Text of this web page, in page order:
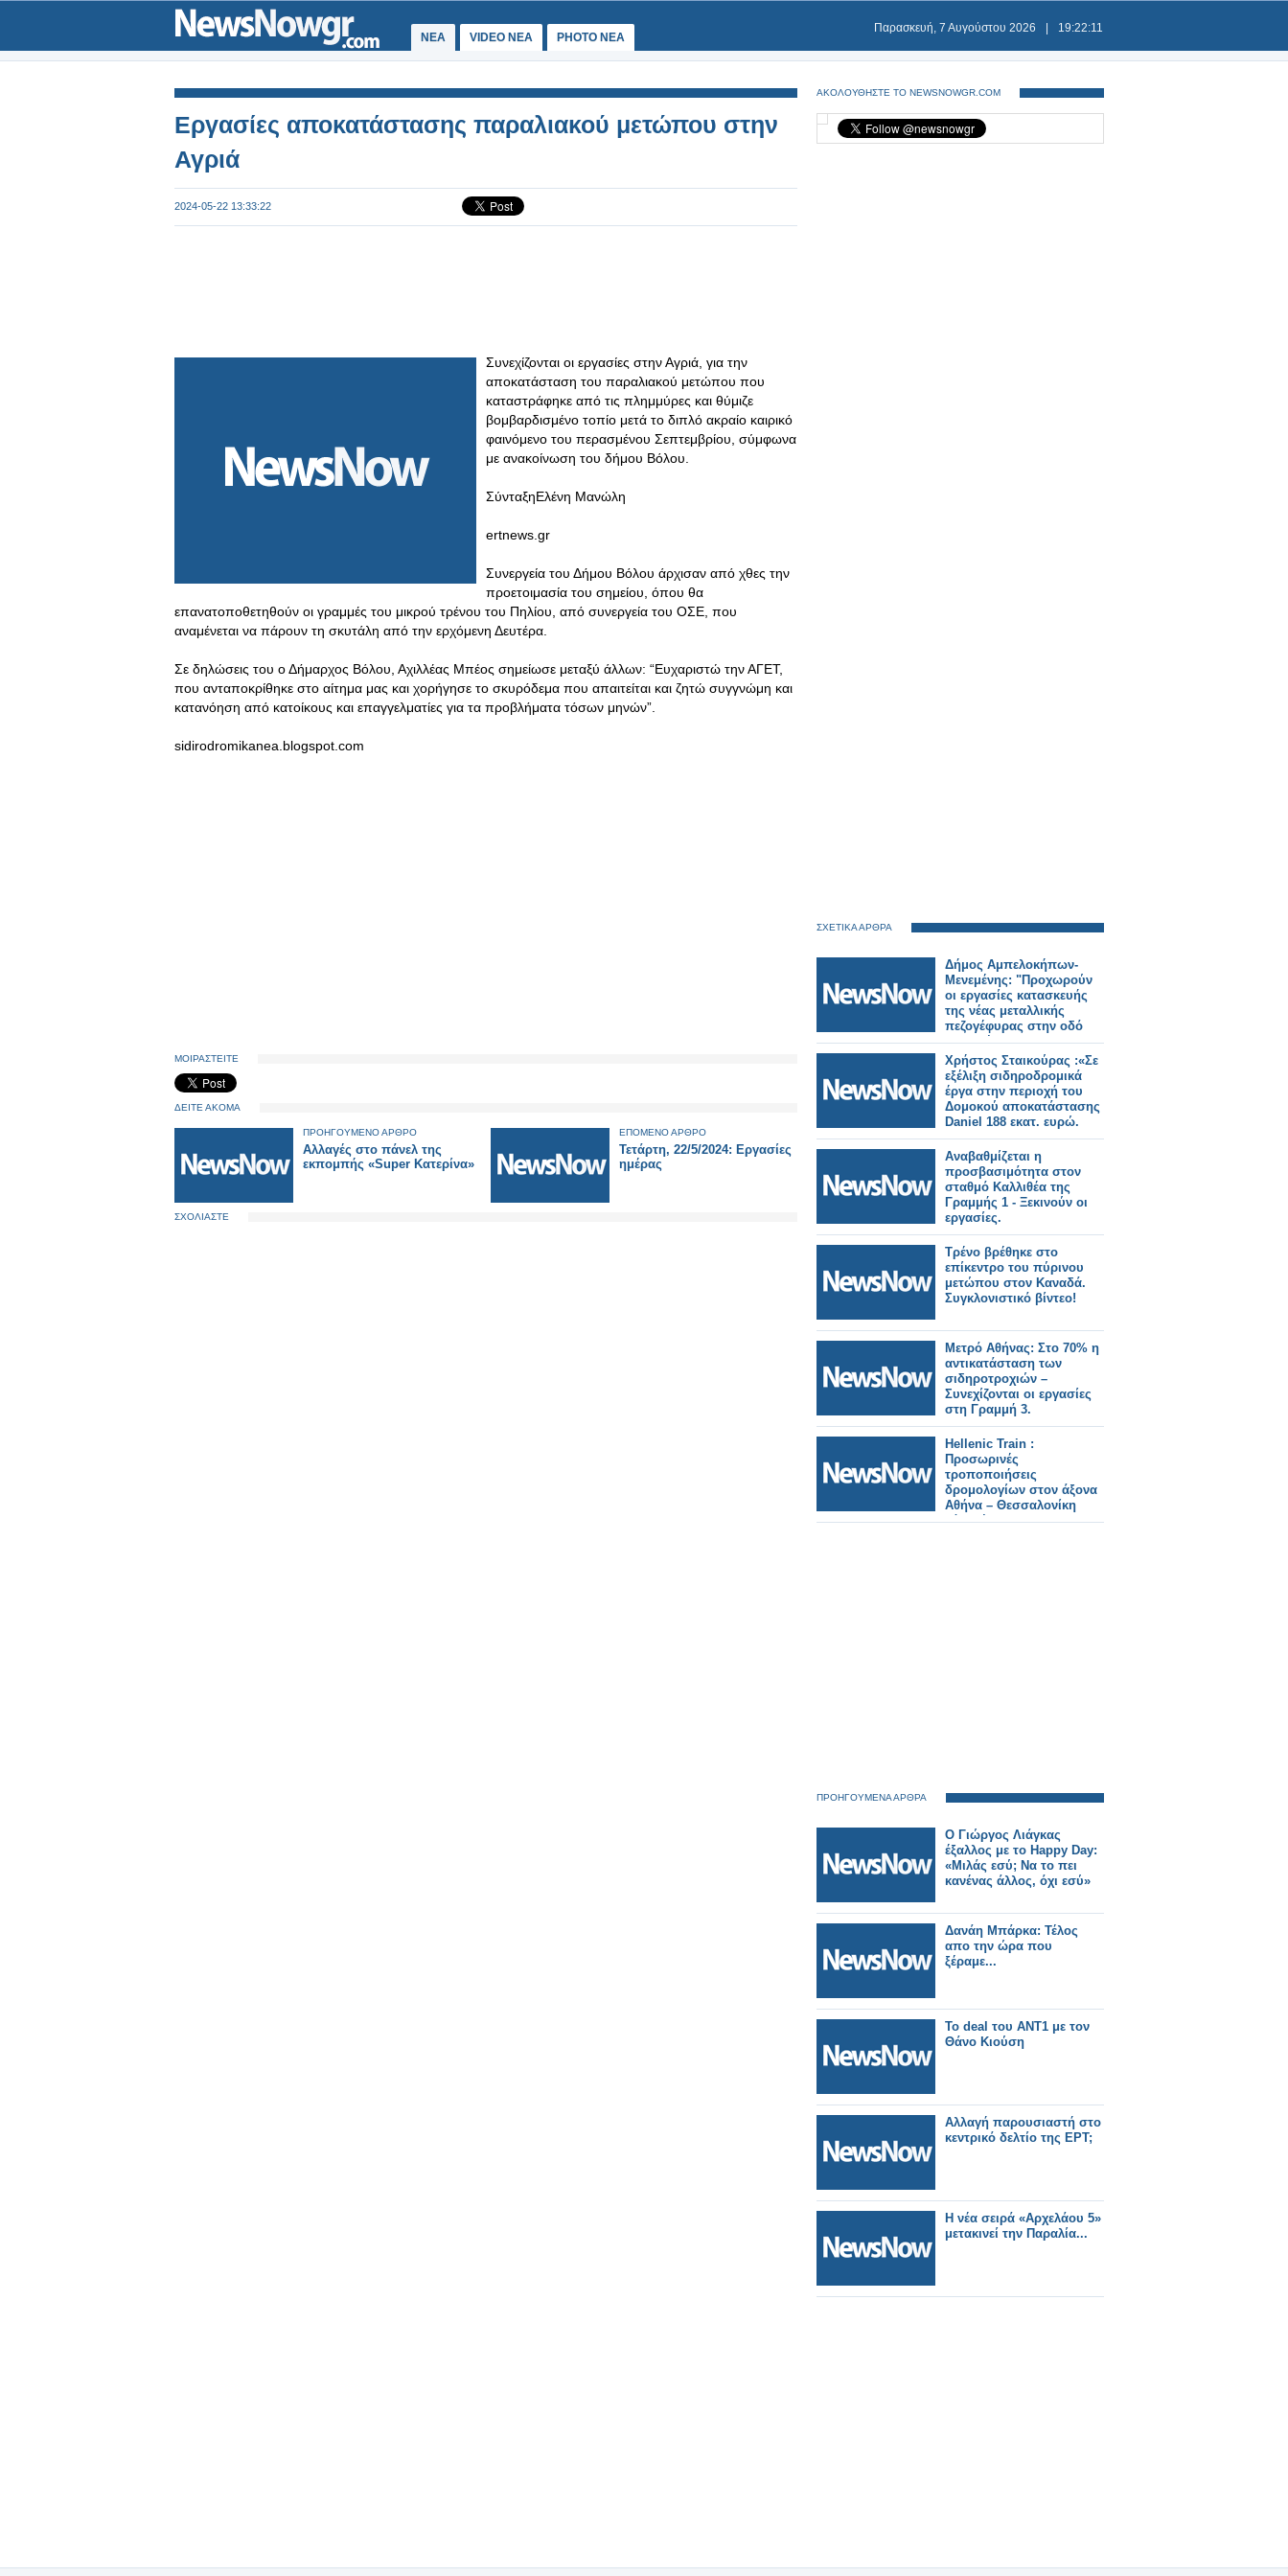
ΝΕΑ VIDEO NEA PHOTO NEA
Παρασκευή, 7 Αυγούστου 2026 19:22:11
Εργασίες αποκατάστασης παραλιακού μετώπου στην
Αγριά
2024-05-22 13:33:22
Συνεχίζονται οι εργασίες στην Αγριά, για την
αποκατάσταση του παραλιακού μετώπου που
καταστράφηκε από τις πλημμύρες και θύμιζε
βομβαρδισμένο τοπίο μετά το διπλό ακραίο καιρικό
φαινόμενο του περασμένου Σεπτεμβρίου, σύμφωνα
με ανακοίνωση του δήμου Βόλου.
ΣύνταξηΕλένη Μανώλη
ertnews.gr
Συνεργεία του Δήμου Βόλου άρχισαν από χθες την
προετοιμασία του σημείου, όπου θα
επανατοποθετηθούν οι γραμμές του μικρού τρένου του Πηλίου, από συνεργεία του ΟΣΕ, που
αναμένεται να πάρουν τη σκυτάλη από την ερχόμενη Δευτέρα.
Σε δηλώσεις του ο Δήμαρχος Βόλου, Αχιλλέας Μπέος σημείωσε μεταξύ άλλων: “Ευχαριστώ την ΑΓΕΤ,
που ανταποκρίθηκε στο αίτημα μας και χορήγησε το σκυρόδεμα που απαιτείται και ζητώ συγγνώμη και
κατανόηση από κατοίκους και επαγγελματίες για τα προβλήματα τόσων μηνών”.
sidirodromikanea.blogspot.com
ΜΟΙΡΑΣΤΕΙΤΕ
ΔΕΙΤΕ ΑΚΟΜΑ
ΠΡΟΗΓΟΥΜΕΝΟ ΑΡΘΡΟ
Αλλαγές στο πάνελ της
εκπομπής «Super Κατερίνα»
ΕΠΟΜΕΝΟ ΑΡΘΡΟ
Τετάρτη, 22/5/2024: Εργασίες
ημέρας
ΣΧΟΛΙΑΣΤΕ
ΑΚΟΛΟΥΘΗΣΤΕ ΤΟ NEWSNOWGR.COM
ΣΧΕΤΙΚΑ ΑΡΘΡΑ
Δήμος Αμπελοκήπων-
Μενεμένης: "Προχωρούν
οι εργασίες κατασκευής
της νέας μεταλλικής
πεζογέφυρας στην οδό
Καλλιθέας"
Χρήστος Σταικούρας :«Σε
εξέλιξη σιδηροδρομικά
έργα στην περιοχή του
Δομοκού αποκατάστασης
Daniel 188 εκατ. ευρώ.
Αναβαθμίζεται η
προσβασιμότητα στον
σταθμό Καλλιθέα της
Γραμμής 1 - Ξεκινούν οι
εργασίες.
Τρένο βρέθηκε στο
επίκεντρο του πύρινου
μετώπου στον Καναδά.
Συγκλονιστικό βίντεο!
Μετρό Αθήνας: Στο 70% η
αντικατάσταση των
σιδηροτροχιών –
Συνεχίζονται οι εργασίες
στη Γραμμή 3.
Hellenic Train :
Προσωρινές
τροποποιήσεις
δρομολογίων στον άξονα
Αθήνα – Θεσσαλονίκη
λόγω έργων
ΠΡΟΗΓΟΥΜΕΝΑ ΑΡΘΡΑ
Ο Γιώργος Λιάγκας
έξαλλος με το Happy Day:
«Μιλάς εσύ; Να το πει
κανένας άλλος, όχι εσύ»
Δανάη Μπάρκα: Τέλος
απο την ώρα που
ξέραμε...
Το deal του ΑΝΤ1 με τον
Θάνο Κιούση
Αλλαγή παρουσιαστή στο
κεντρικό δελτίο της ΕΡΤ;
Η νέα σειρά «Αρχελάου 5»
μετακινεί την Παραλία...